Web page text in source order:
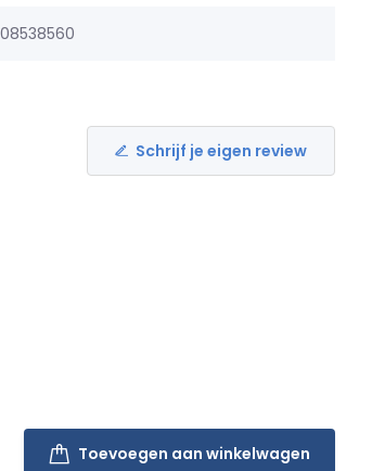
Schrijf je eigen review
Toevoegen aan winkelwagen